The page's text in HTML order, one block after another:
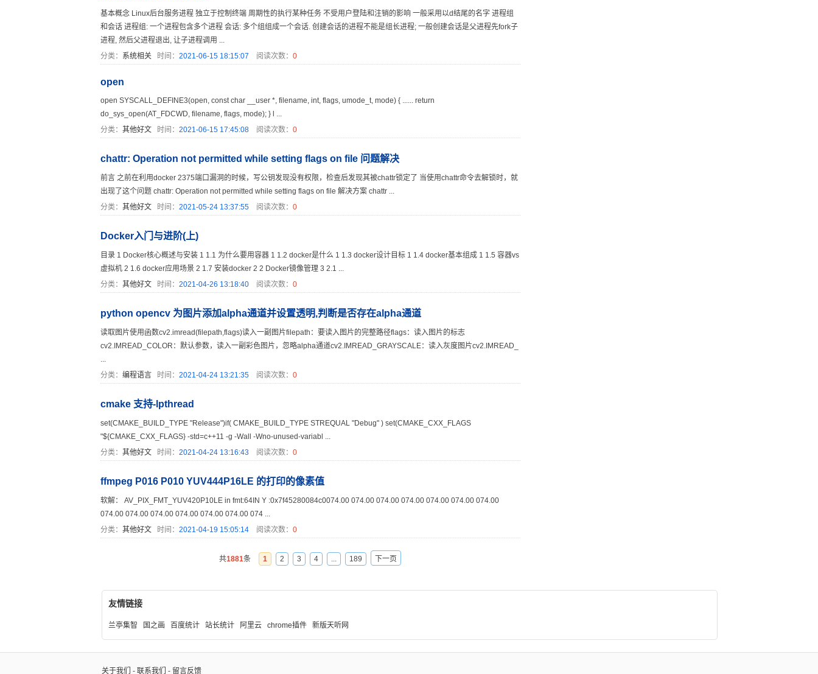
基本概念 Linux后台服务进程 独立于控制终端 周期性的执行某种任务 不受用户登陆和注销的影响 一般采用以d结尾的名字 进程组
和会话 进程组: 一个进程包含多个进程 会话: 多个组组成一个会话. 创建会话的进程不能是组长进程; 一般创建会话是父进程先fork子
进程, 然后父进程退出, 让子进程调用 ...
分类：
系统相关时间： 2021-06-15 18:15:07 阅读次数： 0
open
open SYSCALL_DEFINE3(open, const char __user *, filename, int, flags, umode_t, mode) { ...... return
do_sys_open(AT_FDCWD, filename, flags, mode); } l ...
分类： 其他好文时间： 2021-06-15 17:45:08阅读次数： 0
chattr: Operation not permitted while setting flags on file 问题解决
前言 之前在利用docker 2375端口漏洞的时候，写公钥发现没有权限，检查后发现其被chattr锁定了 当使用chattr命令去解锁时，就
出现了这个问题 chattr: Operation not permitted while setting flags on file 解决方案 chattr ...
分类： 其他好文时间： 2021-05-24 13:37:55阅读次数： 0
Docker入门与进阶(上)
目录 1 Docker核心概述与安装 1 1.1 为什么要用容器 1 1.2 docker是什么 1 1.3 docker设计目标 1 1.4 docker基本组成 1 1.5 容器vs
虚拟机 2 1.6 docker应用场景 2 1.7 安装docker 2 2 Docker镜像管理 3 2.1 ...
分类： 其他好文时间： 2021-04-26 13:18:40阅读次数： 0
python opencv 为图片添加alpha通道并设置透明,判断是否存在alpha通道
读取图片使用函数cv2.imread(filepath,flags)读入一副图片filepath：要读入图片的完整路径flags：读入图片的标志
cv2.IMREAD_COLOR：默认参数，读入一副彩色图片，忽略alpha通道cv2.IMREAD_GRAYSCALE：读入灰度图片cv2.IMREAD_
...
分类： 编程语言时间： 2021-04-24 13:21:35阅读次数： 0
cmake 支持-lpthread
set(CMAKE_BUILD_TYPE "Release")if( CMAKE_BUILD_TYPE STREQUAL "Debug" ) set(CMAKE_CXX_FLAGS
"${CMAKE_CXX_FLAGS} -std=c++11 -g -Wall -Wno-unused-variabl ...
分类： 其他好文时间： 2021-04-24 13:16:43 阅读次数： 0
ffmpeg P016 P010 YUV444P16LE 的打印的像素值
软解： AV_PIX_FMT_YUV420P10LE in fmt:64IN Y :0x7f45280084c0074.00 074.00 074.00 074.00 074.00 074.00 074.00
074.00 074.00 074.00 074.00 074.00 074.00 074 ...
分类： 其他好文时间： 2021-04-19 15:05:14阅读次数： 0
共1881条 1 2 3 4 ... 189 下一页
友情链接
兰亭集智 国之画 百度统计 站长统计 阿里云 chrome插件 新版天听网
关于我们 - 联系我们 - 留言反馈